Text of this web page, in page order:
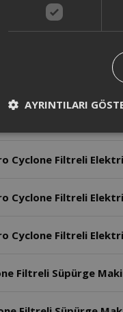
Cyclone Filtreli
Cyclone Filtreli
Cyclone Filtreli
Cyclone Filtreli
Cyclone Filtreli
Cyclone Filtreli
Cyclone Filtreli
Filtreli Süpürge
AYRINTILARI